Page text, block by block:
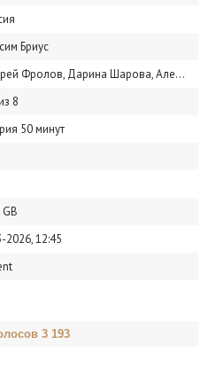
Бриус
Шарова, Александр Аверин, Данила Якушев, Ольга Филиппова, Наталья Круглова, Валентин Кузнецов, Илья Алексеев, Евгений Терских, Андрей Полищук
8
50 минут
2026, 12:45
3 193